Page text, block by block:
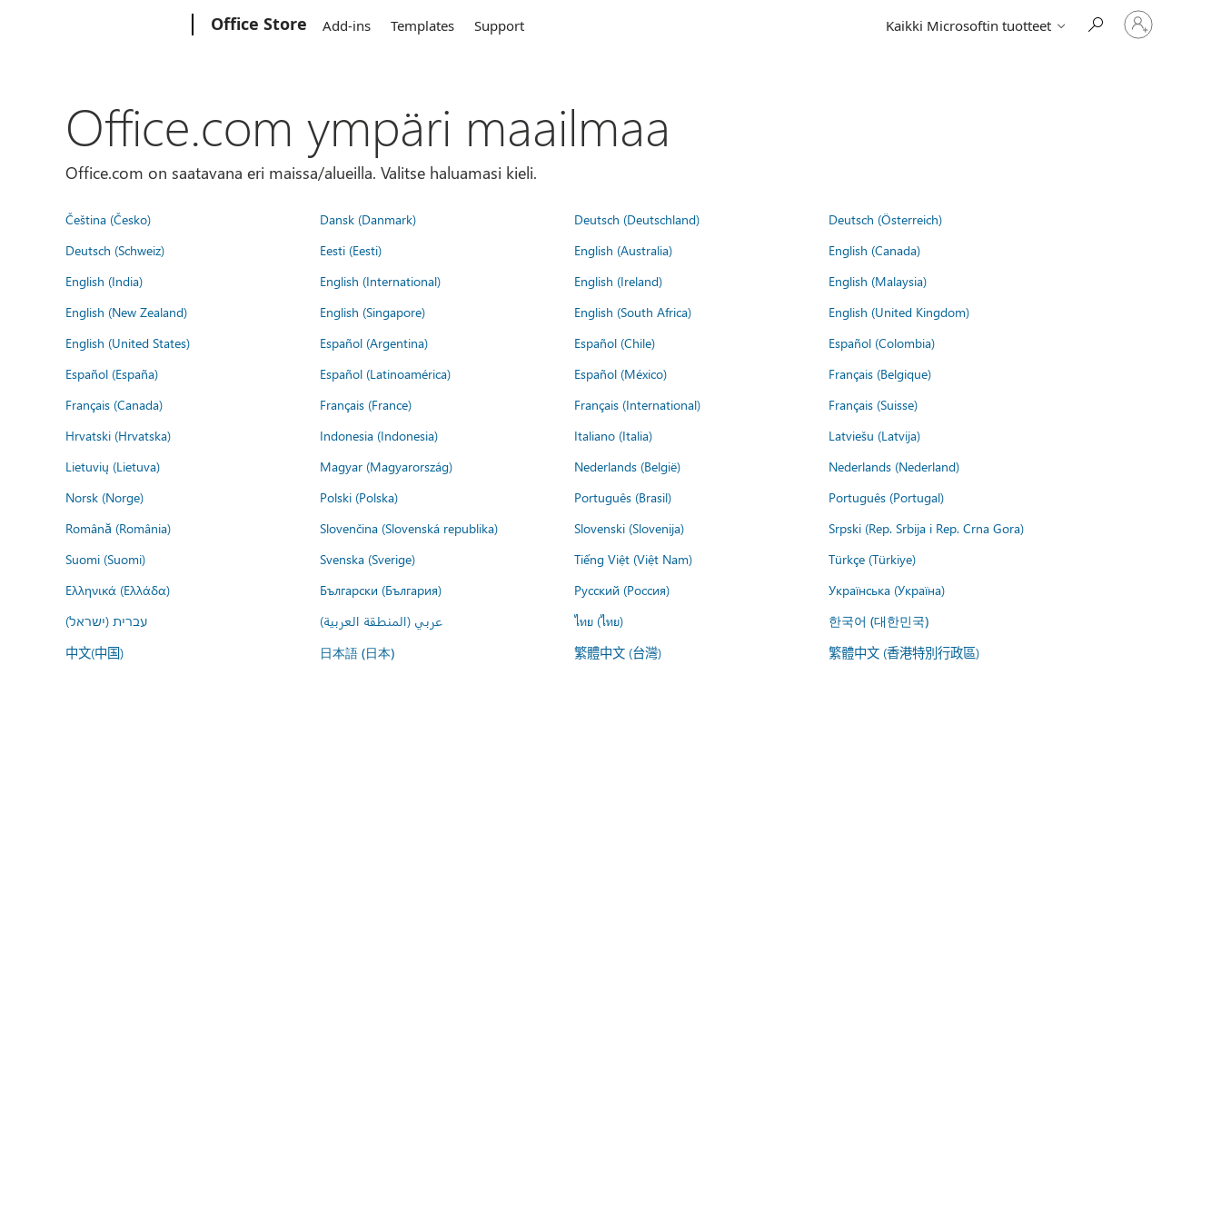
Office Store Add-ins Templates Support Kaikki Microsoftin tuotteet
Kirjaudu
sisään
tilille
Office.com ympäri maailmaa
Office.com on saatavana eri maissa/alueilla. Valitse haluamasi kieli.
Čeština (Česko) Dansk (Danmark) Deutsch (Deutschland)
Deutsch (Österreich)
Deutsch (Schweiz)
Eesti (Eesti) English (Australia)
English (Canada)
English (India)
English (International) English (Ireland)
English (Malaysia)
English (New Zealand)
English (Singapore) English (South Africa)
English (United Kingdom)
English (United States)
Español (Argentina) Español (Chile)
Español (Colombia)
Español (España)
Español (Latinoamérica) Español (México)
Français (Belgique)
Français (Canada)
Français (France) Français (International)
Français (Suisse)
Hrvatski (Hrvatska)
Indonesia (Indonesia) Italiano (Italia)
Latviešu (Latvija)
Lietuvių (Lietuva)
Magyar (Magyarország) Nederlands (België)
Nederlands (Nederland)
Norsk (Norge)
Polski (Polska) Português (Brasil)
Português (Portugal)
Română (România)
Slovenčina (Slovenská republika) Slovenski (Slovenija)
Srpski (Rep. Srbija i Rep. Crna Gora)
Suomi (Suomi)
Svenska (Sverige) Tiếng Việt (Việt Nam)
Türkçe (Türkiye)
Ελληνικά (Ελλάδα)
Български (България) Русский (Россия)
Українська (Україна)
עברית (ישראל)
عربي (المنطقة العربية) ไทย (ไทย) 한국어 (대한민국)
中文(中国) 日本語 (日本) 繁體中文 (台灣) 繁體中文 (香港特別行政區)